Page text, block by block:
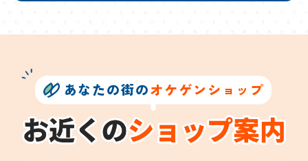
あなたの街のオケゲンショップ